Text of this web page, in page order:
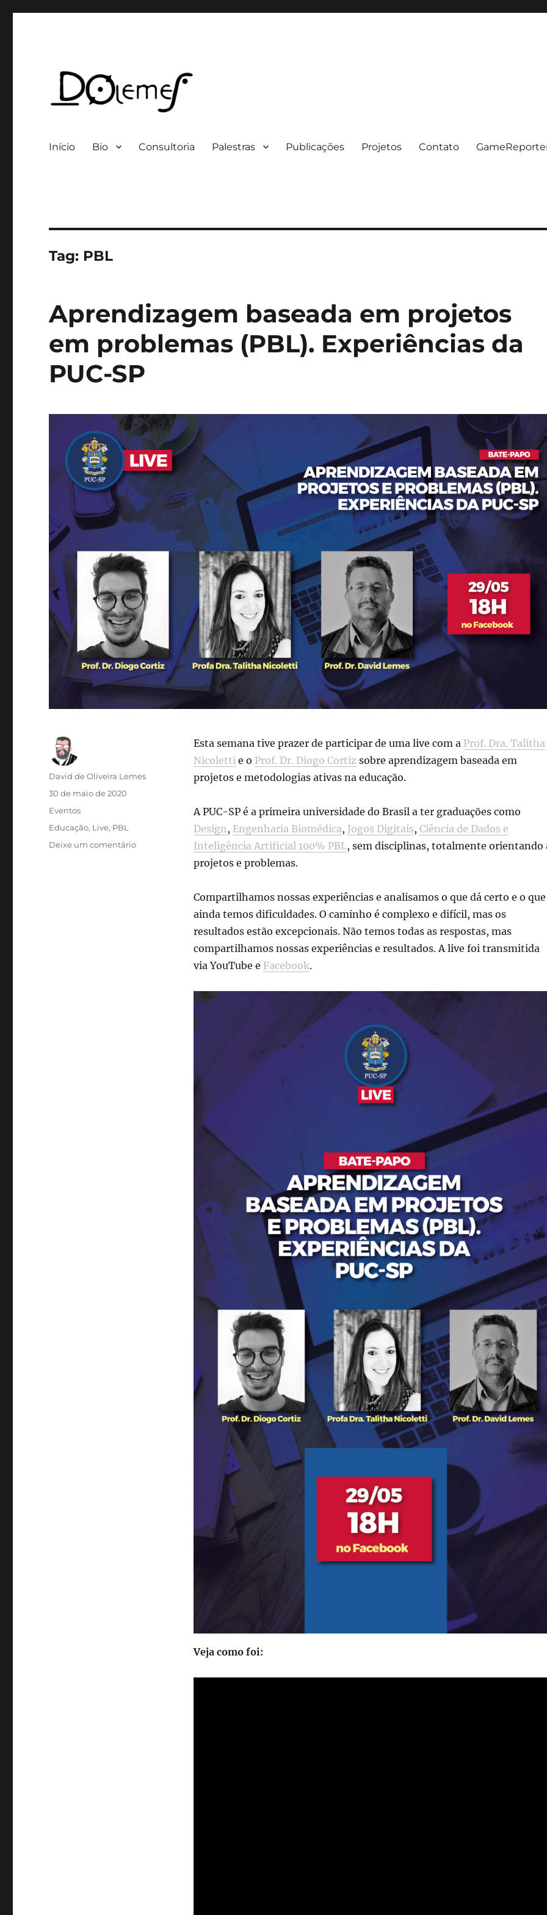
Início Bio Consultoria Palestras Publicações Projetos Contato
Tag: PBL
Aprendizagem baseada em projetos
em problemas (PBL). Experiências da
PUC-SP
Esta semana tive prazer de participar de uma live com a Prof. Dra. Talitha
Nicolettie o Prof. Dr. Diogo Cortiz sobre aprendizagem baseada em
projetos e metodologias ativas na educação.
A PUC-SP é a primeira universidade do Brasil a ter graduações como
Design, Engenharia Biomédica, Jogos Digitais, Ciência de Dados e
Inteligência Artificial 100% PBL, sem disciplinas, totalmente orientando
projetos e problemas.
Compartilhamos nossas experiências e analisamos o que dá certo e o que
ainda temos dificuldades. O caminho é complexo e difícil, mas os
resultados estão excepcionais. Não temos todas as respostas, mas
compartilhamos nossas experiências e resultados. A live foi transmitida
via YouTube e Facebook.
Veja como foi:
Autor
David de Oliveira Lemes
Publicado
em
30 de maio de 2020
Categorias
Eventos
Tags
Educação, Live, PBL
Deixe um comentárioem